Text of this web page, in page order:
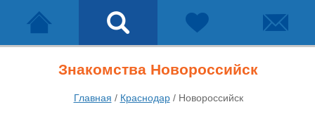
Знакомства Новороссийск
Главная / Краснодар/ Новороссийск